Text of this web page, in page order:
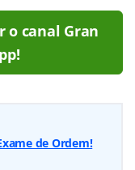
o canal Gran
de Ordem!